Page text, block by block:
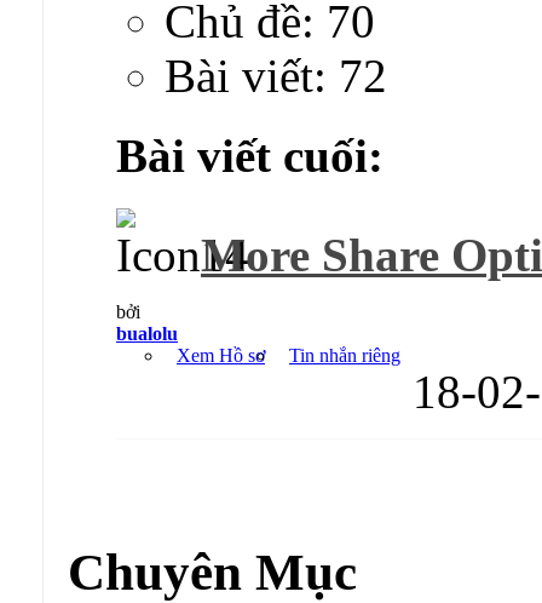
Chủ đề: 70
Bài viết: 72
Bài viết cuối:
More Share
bởi
bualolu
Xem Hồ sơ
Tin nhắn riêng
18-
Chuyên Mục